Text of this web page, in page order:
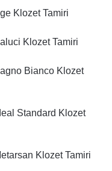
Klozet Tamiri
Klozet Tamiri
Bianco Klozet
Standard Klozet
Klozet Tamiri